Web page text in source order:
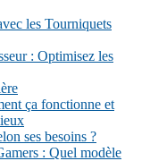
les Tourniquets
: Optimisez les
ça fonctionne et
ses besoins ?
: Quel modèle